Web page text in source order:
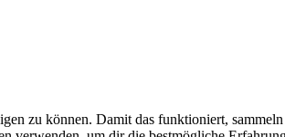
zu können. Damit das funktioniert,